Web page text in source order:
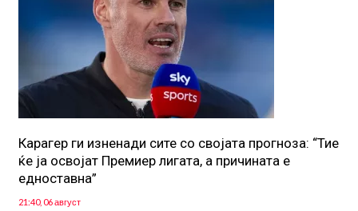
Карагер ги изненади сите со својата прогноза: “Тие
ќе ја освојат Премиер лигата, а причината е
едноставна”
21:40, 06 август